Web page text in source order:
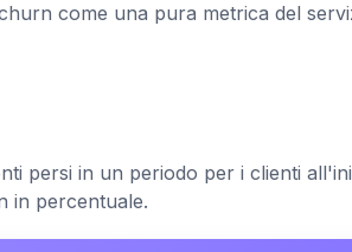
come una pura metrica del
persi in un periodo per i clienti
in percentuale.